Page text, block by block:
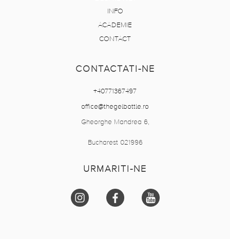
INFO
ACADEMIE
CONTACT
CONTACTATI-NE
+40771367497
office@thegelbottle.ro
Gheorghe Mandrea 6,
Bucharest 021996
URMARITI-NE